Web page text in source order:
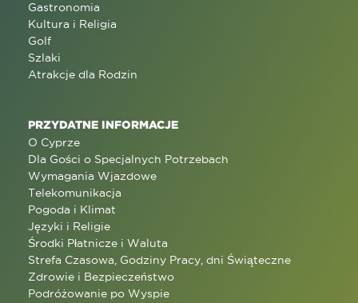
Gastronomia
Kultura i Religia
Golf
Szlaki
Atrakcje dla Rodzin
PRZYDATNE INFORMACJE
O Cyprze
Dla Gości o Specjalnych Potrzebach
Wymagania Wjazdowe
Telekomunikacja
Pogoda i Klimat
Języki i Religie
Środki Płatnicze i Waluta
Strefa Czasowa, Godziny Pracy, dni Świąteczne
Zdrowie i Bezpieczeństwo
Podróżowanie po Wyspie